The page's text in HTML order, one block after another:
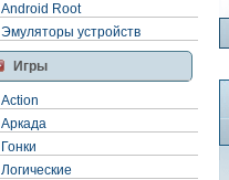
Android Root
Эмуляторы устройств
Игры
Action
Аркада
Гонки
Логические